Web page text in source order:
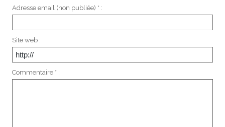
Adresse email (non publiée) * :
Site web :
Commentaire * :